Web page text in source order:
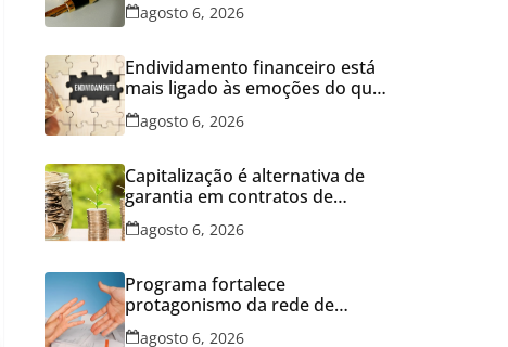
agosto 6, 2026
Endividamento financeiro está
mais ligado às emoções do que
à falta de conhecimento
agosto 6, 2026
Capitalização é alternativa de
garantia em contratos de
aluguel
agosto 6, 2026
Programa fortalece
protagonismo da rede de
franquias
agosto 6, 2026